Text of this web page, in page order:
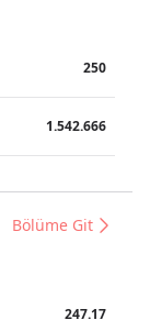
250
1.542.666
Bölüme Git
247.17